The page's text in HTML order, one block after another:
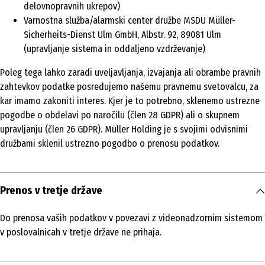
delovnopravnih ukrepov)
Varnostna služba/alarmski center družbe MSDU Müller-
Sicherheits-Dienst Ulm GmbH, Albstr. 92, 89081 Ulm
(upravljanje sistema in oddaljeno vzdrževanje)
Poleg tega lahko zaradi uveljavljanja, izvajanja ali obrambe pravnih
zahtevkov podatke posredujemo našemu pravnemu svetovalcu, za
kar imamo zakoniti interes. Kjer je to potrebno, sklenemo ustrezne
pogodbe o obdelavi po naročilu (člen 28 GDPR) ali o skupnem
upravljanju (člen 26 GDPR). Müller Holding je s svojimi odvisnimi
družbami sklenil ustrezno pogodbo o prenosu podatkov.
Prenos v tretje države
Do prenosa vaših podatkov v povezavi z videonadzornim sistemom
v poslovalnicah v tretje države ne prihaja.